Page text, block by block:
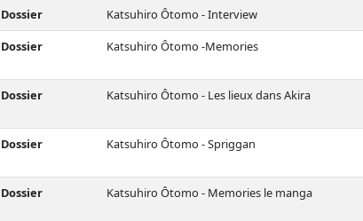
Dossier Katsuhiro Ôtomo - Interview
Dossier Katsuhiro Ôtomo -Memories
Dossier Katsuhiro Ôtomo - Les lieux dans Akira
Dossier Katsuhiro Ôtomo - Spriggan
Dossier Katsuhiro Ôtomo - Memories le manga